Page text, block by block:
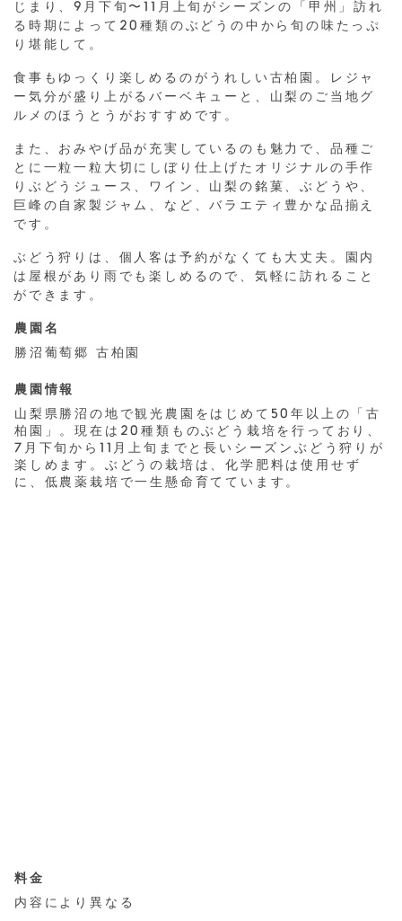
じまり、9月下旬〜11月上旬がシーズンの「甲州」訪れ
る時期によって20種類のぶどうの中から旬の味たっぷ
り堪能して。
食事もゆっくり楽しめるのがうれしい古柏園。レジャ
ー気分が盛り上がるバーベキューと、山梨のご当地グ
ルメのほうとうがおすすめです。
また、おみやげ品が充実しているのも魅力で、品種ご
とに一粒一粒大切にしぼり仕上げたオリジナルの手作
りぶどうジュース、ワイン、山梨の銘菓、ぶどうや、
巨峰の自家製ジャム、など、バラエティ豊かな品揃え
です。
ぶどう狩りは、個人客は予約がなくても大丈夫。園内
は屋根があり雨でも楽しめるので、気軽に訪れること
ができます。
農園名
勝沼葡萄郷 古柏園
農園情報
山梨県勝沼の地で観光農園をはじめて50年以上の「古
柏園」。現在は20種類ものぶどう栽培を行っており、
7月下旬から11月上旬までと長いシーズンぶどう狩りが
楽しめます。ぶどうの栽培は、化学肥料は使用せず
に、低農薬栽培で一生懸命育てています。
料金
内容により異なる